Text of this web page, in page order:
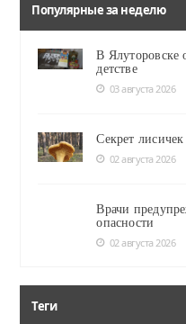
Популярные за неделю
В Ялуторовске
детстве
03 августа 2026
Секрет лисичек
02 августа 2026
Врачи
опасности
02 августа 2026
Теги